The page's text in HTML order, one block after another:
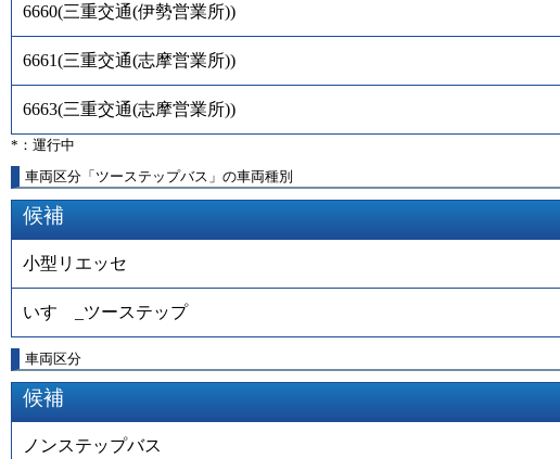
6660(三重交通(伊勢営業所))
6661(三重交通(志摩営業所))
6663(三重交通(志摩営業所))
*：運行中
車両区分「ツーステップバス」の車両種別
候補
小型リエッセ
いすゞ_ツーステップ
車両区分
候補
ノンステップバス